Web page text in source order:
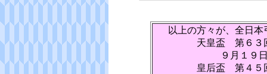
以上の方々が、全日
天皇盃 第６３
９月１９
皇后盃 第４５